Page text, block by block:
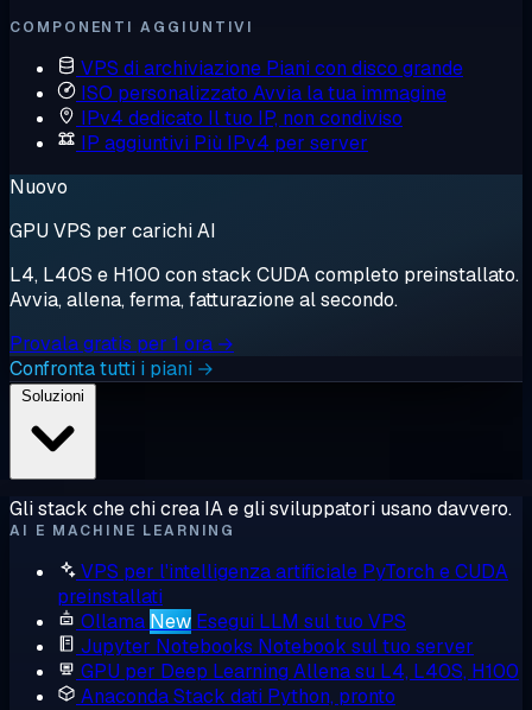
COMPONENTI AGGIUNTIVI
VPS di archiviazione Piani con disco grande
ISO personalizzato Avvia la tua immagine
IPv4 dedicato Il tuo IP, non condiviso
IP aggiuntivi Più IPv4 per server
Nuovo
GPU VPS per carichi AI
L4, L40S e H100 con stack CUDA completo preinstallato.
Avvia, allena, ferma, fatturazione al secondo.
Provala gratis per 1 ora →
Confronta tutti i piani →
Gli stack che chi crea IA e gli sviluppatori usano davvero.
AI E MACHINE LEARNING
VPS per l'intelligenza artificiale PyTorch e CUDA
preinstallati
Ollama New Esegui LLM sul tuo VPS
Jupyter Notebooks Notebook sul tuo server
GPU per Deep Learning Allena su L4, L40S, H100
AnacondaStack dati Python, pronto